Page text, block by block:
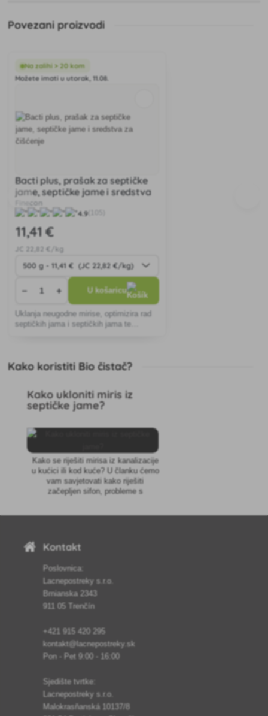
Povezani proizvodi
Na zalihi > 20 kom
Možete imati u utorak, 11.08.
Bacti plus, prašak za septičke
jame, septičke jame i sredstva
za čišćenje
Finecon
4.9(105)
11,41 €
JC 22 ,82 €/kg
− + U košaricu
Uklanja neugodne mirise, optimizira rad
septičkih jama i septičkih jama te
Kako koristiti Bio čistač?
Kako ukloniti miris iz
septičke jame?
Kako se riješiti mirisa iz kanalizacije
u kućici ili kod kuće? U članku ćemo
vam savjetovati kako riješiti
začepljen sifon, probleme s
Kontakt
Poslovnica:
Lacnepostreky s.r.o.
Brnianska 2343
911 05 Trenčín
+421 915 420 295
kontakt@lacnepostreky.sk
Pon - Pet 9:00 - 16:00
Sjedište tvrtke:
Lacnepostreky s.r.o.
Malokrasňanská 10137/8